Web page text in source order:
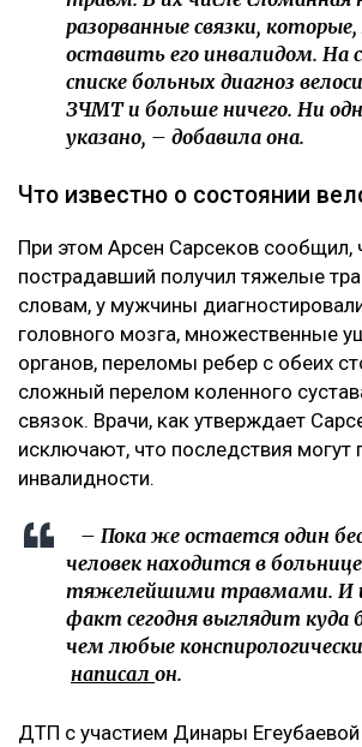
разорванные связки,
оставить его инвалидом. На
списке больных диагноз
ЗЧМТ и больше ничего. Ни
указано, – добавила она.
Что известно о состоянии
При этом Арсен Сарсеков сообщил,
пострадавший получил тяжелые
словам, у мужчины
головного мозга, множественные
органов, переломы ребер с обеих
сложный перелом коленного
связок. Врачи, как утверждает
исключают, что последствия могут
инвалидности.
– Пока же остается один
человек находится в
тяжелейшими травмами. И
факт сегодня выглядит куда
чем любые
написал он.
ДТП с участием Динары